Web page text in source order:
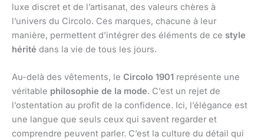
luxe discret et de l’artisanat, des valeurs chères à
l’univers du Circolo. Ces marques, chacune à leur
manière, permettent d’intégrer des éléments de ce style
hérité dans la vie de tous les jours.
Au-delà des vêtements, le Circolo 1901 représente une
véritable philosophie de la mode. C’est un rejet de
l’ostentation au profit de la confidence. Ici, l’élégance est
une langue que seuls ceux qui savent regarder et
comprendre peuvent parler. C’est la culture du détail qui